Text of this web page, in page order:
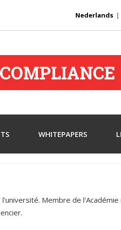
Nederlands |
WHITEPAPERS
Membre de l'Académie